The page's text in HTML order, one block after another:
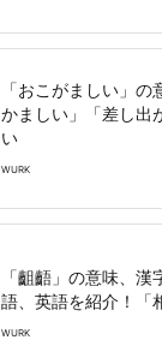
「おこがましい」
かましい」「差し出
い
WURK
「齟齬」の意味、
語、英語を紹介！「
WURK